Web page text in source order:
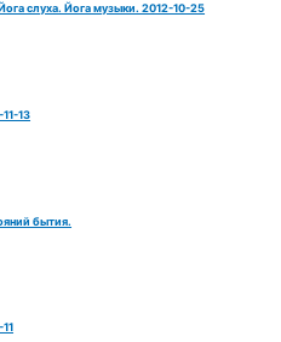
слуха. Йога музыки. 2012-10-25
13
бытия.